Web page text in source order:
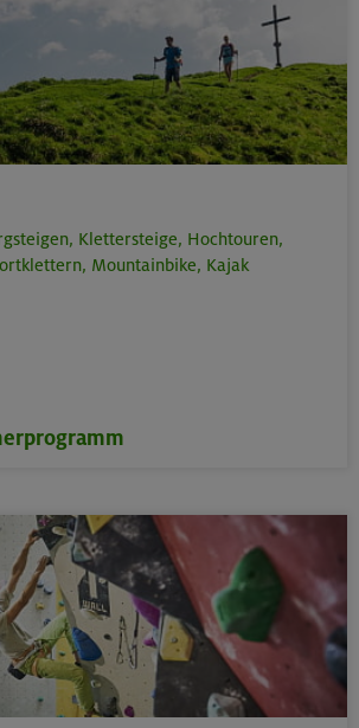
Klettersteige, Hochtouren,
Mountainbike, Kajak